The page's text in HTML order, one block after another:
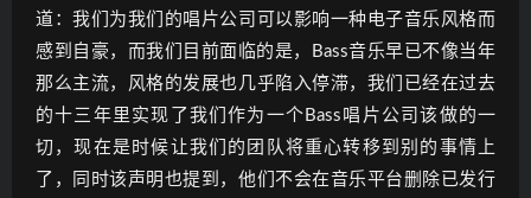
道：我们为我们的唱片公司可以影响一种电子音乐风格而
感到自豪，而我们目前面临的是，Bass音乐早已不像当年
那么主流，风格的发展也几乎陷入停滞，我们已经在过去
的十三年里实现了我们作为一个Bass唱片公司该做的一
切，现在是时候让我们的团队将重心转移到别的事情上
了，同时该声明也提到，他们不会在音乐平台删除已发行